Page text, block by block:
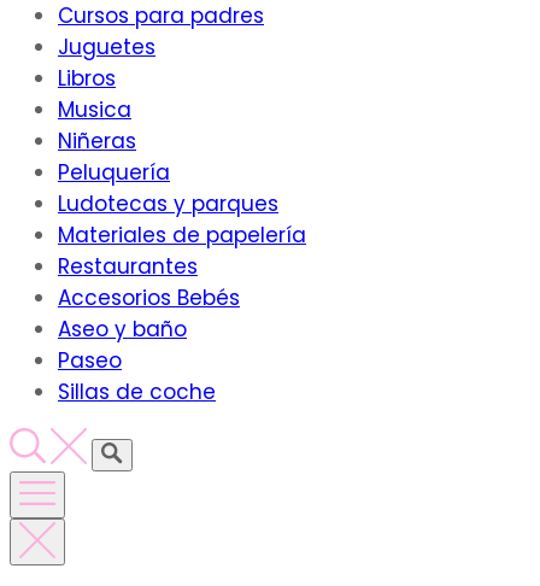
Cursos para padres
Juguetes
Libros
Musica
Niñeras
Peluquería
Ludotecas y parques
Materiales de papelería
Restaurantes
Accesorios Bebés
Aseo y baño
Paseo
Sillas de coche